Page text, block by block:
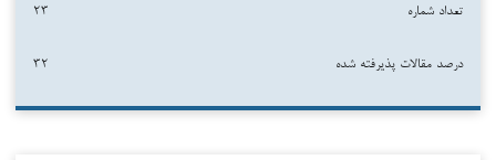
تعداد شماره ۲۳
درصد مقالات پذیرفته شده ۳۲